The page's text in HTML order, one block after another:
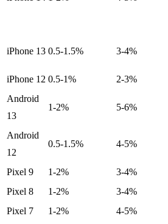
iPhone 13 0.5-1.5% 3-4%
iPhone 12 0.5-1% 2-3%
Android
13
1-2% 5-6%
Android
12
0.5-1.5% 4-5%
Pixel 9
1-2% 3-4%
Pixel 8
1-2% 3-4%
Pixel 7
1-2% 4-5%